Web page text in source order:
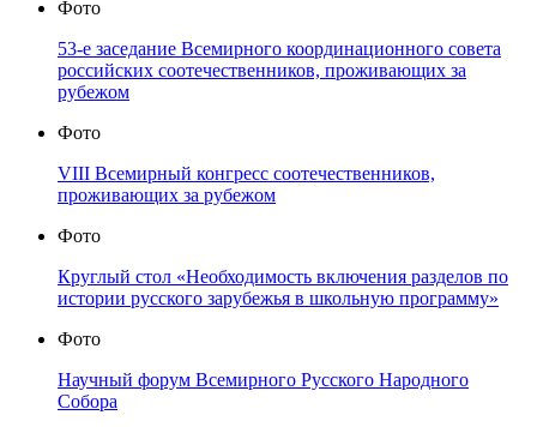
Фото
53-е заседание Всемирного координационного совета
российских соотечественников, проживающих за
рубежом
Фото
VIII Всемирный конгресс соотечественников,
проживающих за рубежом
Фото
Круглый стол «Необходимость включения разделов по
истории русского зарубежья в школьную программу»
Фото
Научный форум Всемирного Русского Народного
Собора